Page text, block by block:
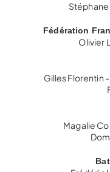
Fédération
Olivier
Gilles Florentin
Magalie